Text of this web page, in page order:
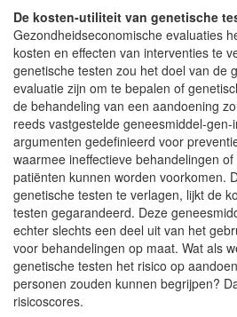
De kosten-utiliteit van genetische
Gezondheidseconomische evaluaties
kosten en effecten van interventies te
genetische testen zou het doel van de
evaluatie zijn om te bepalen of
de behandeling van een aandoening
reeds vastgestelde geneesmiddel-
argumenten gedefinieerd voor
waarmee ineffectieve behandelingen
patiënten kunnen worden voorkomen.
genetische testen te verlagen, lijkt de
testen gegarandeerd. Deze
echter slechts een deel uit van het
voor behandelingen op maat. Wat als
genetische testen het risico op
personen zouden kunnen begrijpen?
risicoscores.